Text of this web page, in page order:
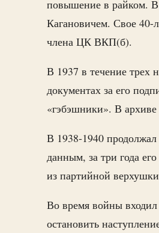
повышение в райком. В
Кагановичем. Свое 40-
члена ЦК ВКП(б).
В 1937 в течение трех
документах за его
«гэбэшники». В
В 1938-1940
данным, за три года
из партийной
Во время войны
остановить